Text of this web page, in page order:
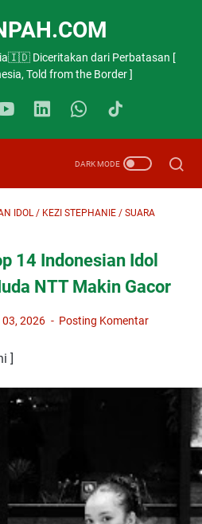
Diceritakan dari Perbatasan [
Told from the Border ]
IDOL / KEZI STEPHANIE / SUARA
14 Indonesian Idol
NTT Makin Gacor
03, 2026 Posting Komentar
]